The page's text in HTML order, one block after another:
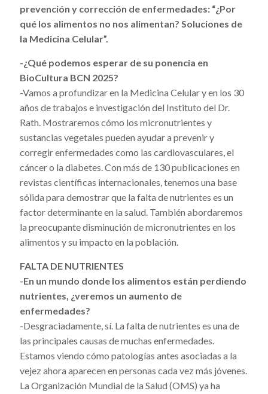
prevención y corrección de enfermedades: “¿Por
qué los alimentos no nos alimentan? Soluciones de
la Medicina Celular”.
-¿Qué podemos esperar de su ponencia en
BioCultura BCN 2025?
-Vamos a profundizar en la Medicina Celular y en los 30
años de trabajos e investigación del Instituto del Dr.
Rath. Mostraremos cómo los micronutrientes y
sustancias vegetales pueden ayudar a prevenir y
corregir enfermedades como las cardiovasculares, el
cáncer o la diabetes. Con más de 130 publicaciones en
revistas científicas internacionales, tenemos una base
sólida para demostrar que la falta de nutrientes es un
factor determinante en la salud. También abordaremos
la preocupante disminución de micronutrientes en los
alimentos y su impacto en la población.
FALTA DE NUTRIENTES
-En un mundo donde los alimentos están perdiendo
nutrientes, ¿veremos un aumento de
enfermedades?
-Desgraciadamente, sí. La falta de nutrientes es una de
las principales causas de muchas enfermedades.
Estamos viendo cómo patologías antes asociadas a la
vejez ahora aparecen en personas cada vez más jóvenes.
La Organización Mundial de la Salud (OMS) ya ha